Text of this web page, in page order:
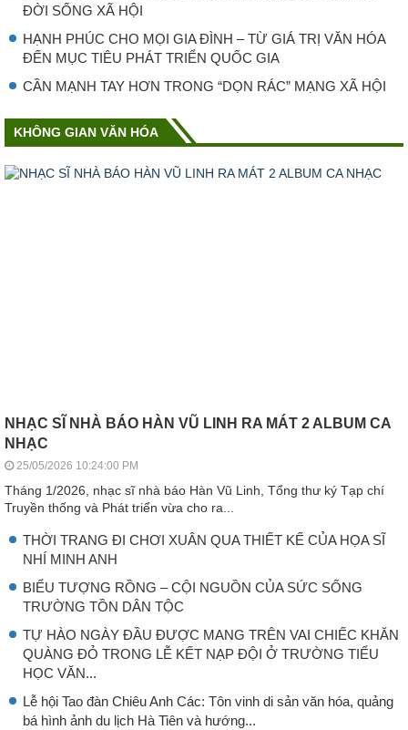
ĐỜI SỐNG XÃ HỘI
HẠNH PHÚC CHO MỌI GIA ĐÌNH – TỪ GIÁ TRỊ VĂN HÓA
ĐẾN MỤC TIÊU PHÁT TRIỂN QUỐC GIA
CẦN MẠNH TAY HƠN TRONG “DỌN RÁC” MẠNG XÃ HỘI
KHÔNG GIAN VĂN HÓA
NHẠC SĨ NHÀ BÁO HÀN VŨ LINH RA MÁT 2 ALBUM CA
NHẠC
25/05/2026 10:24:00 PM
Tháng 1/2026, nhạc sĩ nhà báo Hàn Vũ Linh, Tổng thư ký Tạp chí
Truyền thống và Phát triển vừa cho ra...
THỜI TRANG ĐI CHƠI XUÂN QUA THIẾT KẾ CỦA HỌA SĨ
NHÍ MINH ANH
BIỂU TƯỢNG RỒNG – CỘI NGUỒN CỦA SỨC SỐNG
TRƯỜNG TỒN DÂN TỘC
TỰ HÀO NGÀY ĐẦU ĐƯỢC MANG TRÊN VAI CHIẾC KHĂN
QUÀNG ĐỎ TRONG LỄ KẾT NẠP ĐỘI Ở TRƯỜNG TIỂU
HỌC VĂN...
Lễ hội Tao đàn Chiêu Anh Các: Tôn vinh di sản văn hóa, quảng
bá hình ảnh du lịch Hà Tiên và hướng...